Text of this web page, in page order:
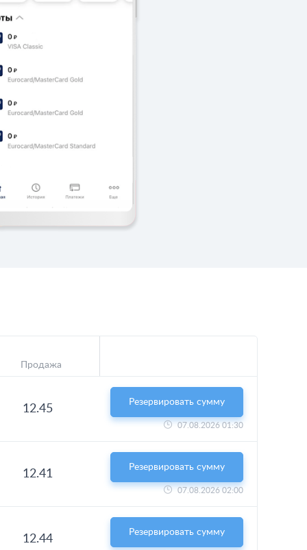
Продажа
12.45
Резервировать сумму
07.08.2026 01:30
12.41
Резервировать сумму
07.08.2026 02:00
12.44
Резервировать сумму